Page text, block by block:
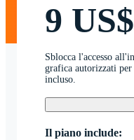
9 US$
Sblocca l'accesso
grafica autorizzati
incluso.
Il piano include: